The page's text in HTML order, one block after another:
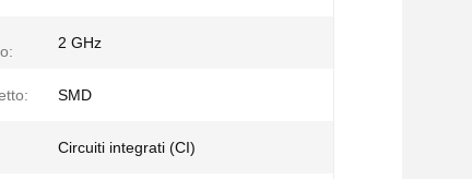
2 GHz
SMD
Circuiti integrati (CI)